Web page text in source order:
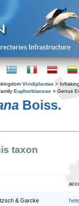
Viridiplantae >
Euphorbiaceae > Genus
Boiss.
taxon
& Garcke